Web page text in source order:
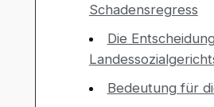
Schadensregress
Die
Bedeutung für